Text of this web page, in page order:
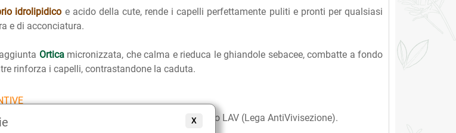
X
idrolipidico e acido della cute, rende i capelli perfettamente puliti e pronti per qualsiasi
e di acconciatura.
Orticamicronizzata, che calma e rieduca le ghiandole sebacee, combatte a fondo
rinforza i capelli, contrastandone la caduta.
stati testati su animali ed aderiscono al progetto LAV (Lega AntiVivisezione).